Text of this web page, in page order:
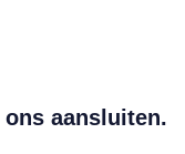
aansluiten.